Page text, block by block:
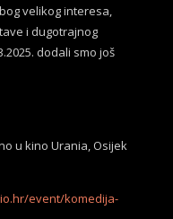
velikog interesa,
i dugotrajnog
dodali smo još
u kino Urania, Osijek
event/komedija-